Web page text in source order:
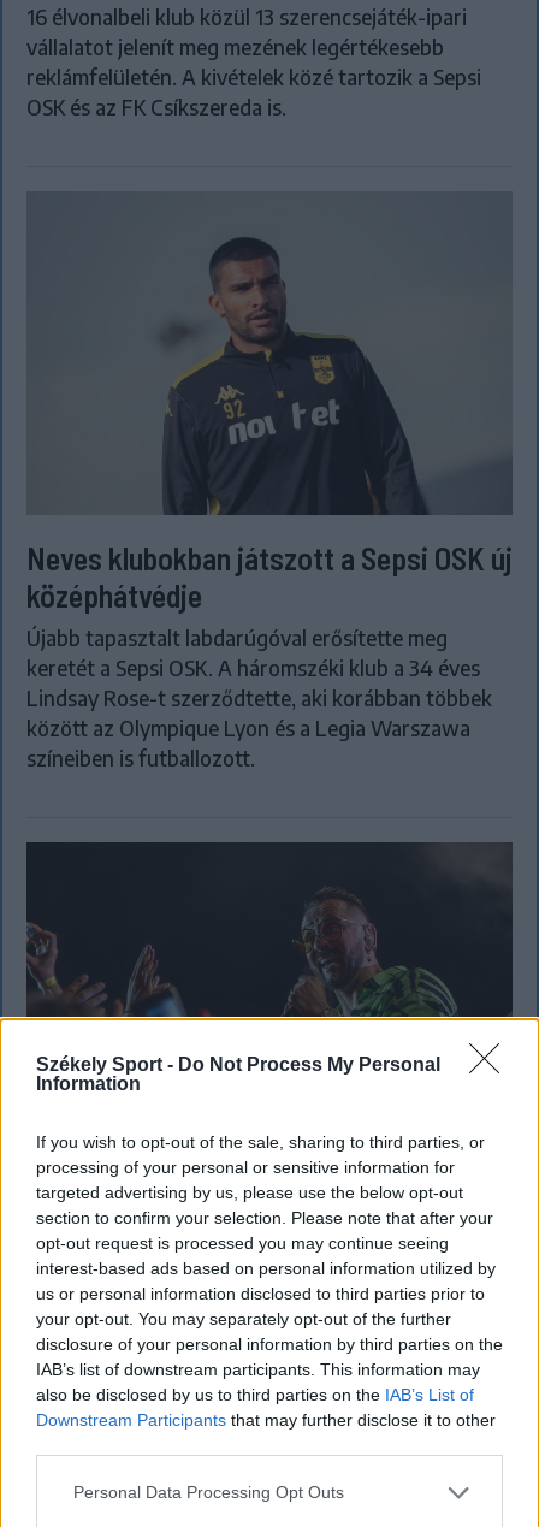
Székely Sport - Do Not Process My Personal
Information
If you wish to opt-out of the sale, sharing to third parties, or
processing of your personal or sensitive information for
targeted advertising by us, please use the below opt-out
section to confirm your selection. Please note that after your
opt-out request is processed you may continue seeing
interest-based ads based on personal information utilized by
us or personal information disclosed to third parties prior to
your opt-out. You may separately opt-out of the further
disclosure of your personal information by third parties on the
IAB’s list of downstream participants. This information may
also be disclosed by us to third parties on the IAB’s List of
Downstream Participants that may further disclose it to other
Personal Data Processing Opt Outs
16 élvonalbeli klub közül 13 szerencsejáték-ipari
vállalatot jelenít meg mezének legértékesebb
reklámfelületén. A kivételek közé tartozik a Sepsi
OSK és az FK Csíkszereda is.
Neves klubokban játszott a Sepsi OSK új
középhátvédje
Újabb tapasztalt labdarúgóval erősítette meg
keretét a Sepsi OSK. A háromszéki klub a 34 éves
Lindsay Rose-t szerződtette, aki korábban többek
között az Olympique Lyon és a Legia Warszawa
színeiben is futballozott.
SZÉKELYHON
Életveszélyesen megfenyegették
Majkát, elmarad a sepsiszentgyörgyi
koncertje
Életveszélyes fenyegetést kapott Majka, ezért
elmarad a sepsiszentgyörgyi koncertje. Az előadó
közösségi oldalán azt írta, ismeretlenek azt is
rendezvényt és milyen útvonalon közlekednének